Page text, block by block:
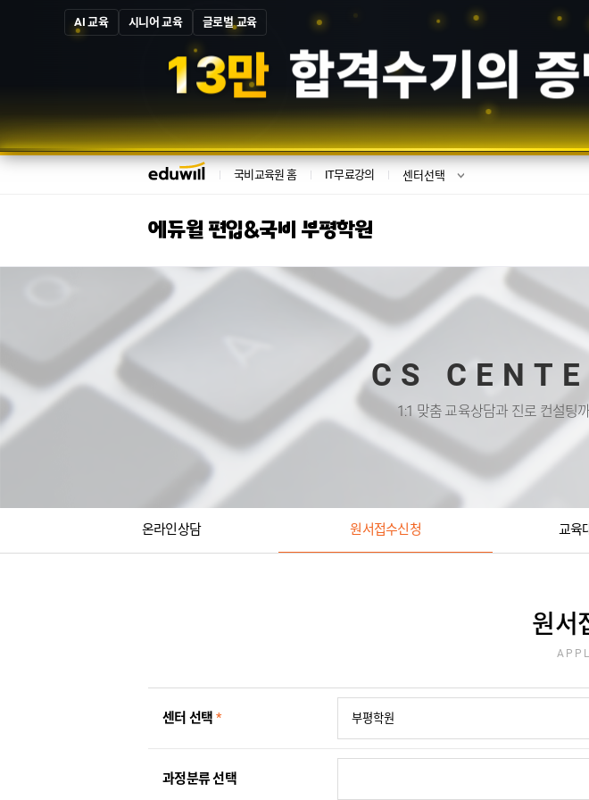
AI 교육 시니어 교육 글로벌 교육
13만 합격수기의
국비교육원 홈 IT무료강의 센터선택
에듀윌 편입&국비 부평학원
CS
1:1 맞춤 교육상담과 진로 컨설팅
온라인상담 원서접수신청 교육
원서
센터 선택 *
과정분류 선택